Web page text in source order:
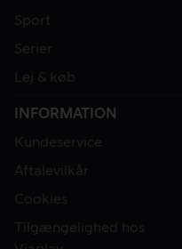
Sport
Serier
Lej & køb
INFORMATION
Kundeservice
Aftalevilkår
Cookies
Tilgængelighed hos